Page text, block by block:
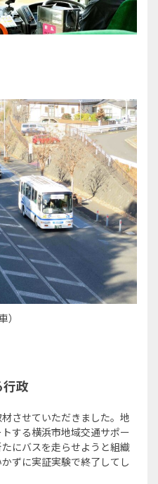
政
させていただきました。地
する横浜市地域交通サポー
にバスを走らせようと組織
ずに実証実験で終了してし